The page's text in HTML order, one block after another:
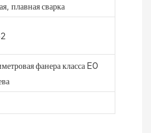
плавная сварка
фанера класса E0